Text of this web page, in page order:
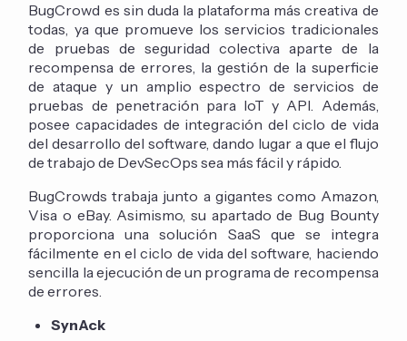
BugCrowd es sin duda la plataforma más creativa de
todas, ya que promueve los servicios tradicionales
de pruebas de seguridad colectiva aparte de la
recompensa de errores, la gestión de la superficie
de ataque y un amplio espectro de servicios de
pruebas de penetración para IoT y API. Además,
posee capacidades de integración del ciclo de vida
del desarrollo del software, dando lugar a que el flujo
de trabajo de DevSecOps sea más fácil y rápido.
BugCrowds trabaja junto a gigantes como Amazon,
Visa o eBay. Asimismo, su apartado de Bug Bounty
proporciona una solución SaaS que se integra
fácilmente en el ciclo de vida del software, haciendo
sencilla la ejecución de un programa de recompensa
de errores.
SynAck